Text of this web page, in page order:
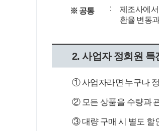
※ 공통
:
제조사에
환율 변동
2. 사업자 정회원 특
① 사업자라면 누구나
② 모든 상품을 수량과
③ 대량 구매 시 별도 할